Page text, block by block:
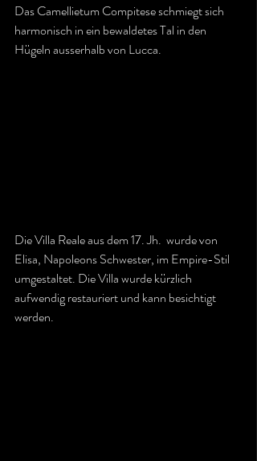
Das Camellietum Compitese schmiegt sich
harmonisch in ein bewaldetes Tal in den
Hügeln ausserhalb von Lucca.
Die Villa Reale aus dem 17. Jh.  wurde von
Elisa, Napoleons Schwester, im Empire-Stil
umgestaltet. Die Villa wurde kürzlich
aufwendig restauriert und kann besichtigt
werden.